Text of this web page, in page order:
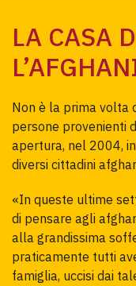
LA CASA
Non è la prima volta
persone provenienti
apertura, nel 2004,
diversi cittadini
«In queste ultime
di pensare agli
alla grandissima
praticamente tutti
famiglia, uccisi dai